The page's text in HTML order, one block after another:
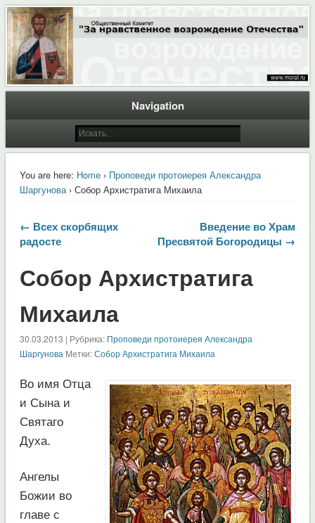
Moral.Ru
Общественный Комитет "За нравственное возрождение Отечества"
Navigation
You are here: Home› Проповеди протоиерея Александра
Шаргунова› Собор Архистратига Михаила
← Всех скорбящих
радосте
Введение во Храм
Пресвятой Богородицы →
Собор Архистратига
Михаила
30.03.2013 | Рубрика: Проповеди протоиерея Александра
Шаргунова Метки:Собор Архистратига Михаила
Во имя Отца
и Сына и
Святаго
Духа.
Ангелы
Божии во
главе с